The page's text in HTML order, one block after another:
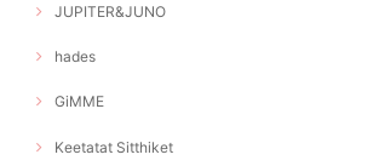
JUPITER&JUNO
hades
GiMME
Keetatat Sitthiket